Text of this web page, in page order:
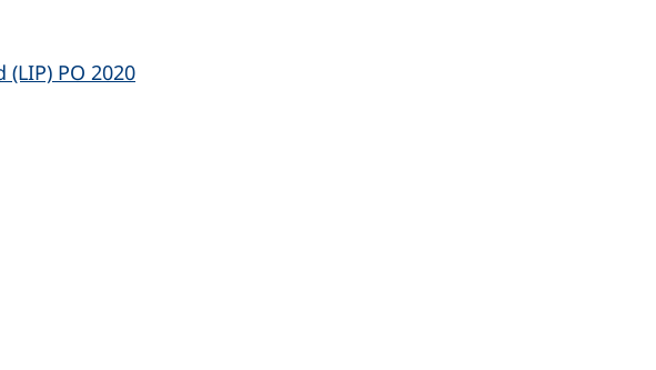
PO 2020